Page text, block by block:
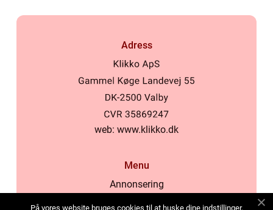
Adress
web: www.klikko.dk
Menu
Annonsering
På vores website bruges cookies til at huske dine indstillinger,